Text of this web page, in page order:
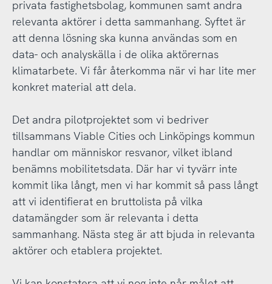
privata fastighetsbolag, kommunen samt andra
relevanta aktörer i detta sammanhang. Syftet är
att denna lösning ska kunna användas som en
data- och analyskälla i de olika aktörernas
klimatarbete. Vi får återkomma när vi har lite mer
konkret material att dela.
Det andra pilotprojektet som vi bedriver
tillsammans Viable Cities och Linköpings kommun
handlar om människor resvanor, vilket ibland
benämns mobilitetsdata. Där har vi tyvärr inte
kommit lika långt, men vi har kommit så pass långt
att vi identifierat en bruttolista på vilka
datamängder som är relevanta i detta
sammanhang. Nästa steg är att bjuda in relevanta
aktörer och etablera projektet.